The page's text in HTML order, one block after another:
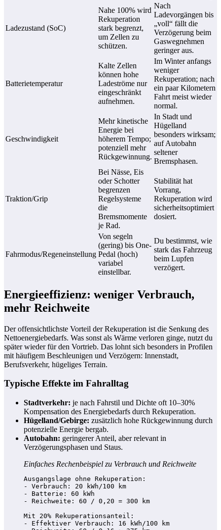
Ladezustand (SoC)
Nahe 100% wird
Rekuperation
stark begrenzt,
um Zellen zu
schützen.
Nach
Ladevorgängen bis
„voll“ fällt die
Verzögerung beim
Gaswegnehmen
geringer aus.
Batterietemperatur
Kalte Zellen
können hohe
Ladeströme nur
eingeschränkt
aufnehmen.
Im Winter anfangs
weniger
Rekuperation; nach
ein paar Kilometern
Fahrt meist wieder
normal.
Geschwindigkeit
Mehr kinetische
Energie bei
höherem Tempo;
potenziell mehr
Rückgewinnung.
In Stadt und
Hügelland
besonders wirksam;
auf Autobahn
seltener
Bremsphasen.
Traktion/Grip
Bei Nässe, Eis
oder Schotter
begrenzen
Regelsysteme
die
Bremsmomente
je Rad.
Stabilität hat
Vorrang,
Rekuperation wird
sicherheitsoptimiert
dosiert.
Fahrmodus/Regeneinstellung
Von segeln
(gering) bis One-
Pedal (hoch)
variabel
einstellbar.
Du bestimmst, wie
stark das Fahrzeug
beim Lupfen
verzögert.
Energieeffizienz: weniger Verbrauch,
mehr Reichweite
Der offensichtlichste Vorteil der Rekuperation ist die Senkung des
Nettoenergiebedarfs. Was sonst als Wärme verloren ginge, nutzt du
später wieder für den Vortrieb. Das lohnt sich besonders in Profilen
mit häufigem Beschleunigen und Verzögern: Innenstadt,
Berufsverkehr, hügeliges Terrain.
Typische Effekte im Fahralltag
Stadtverkehr: je nach Fahrstil und Dichte oft 10–30%
Kompensation des Energiebedarfs durch Rekuperation.
Hügelland/Gebirge: zusätzlich hohe Rückgewinnung durch
potenzielle Energie bergab.
Autobahn: geringerer Anteil, aber relevant in
Verzögerungsphasen und Staus.
Einfaches Rechenbeispiel zu Verbrauch und Reichweite
Ausgangslage ohne Rekuperation:
- Verbrauch: 20 kWh/100 km
- Batterie: 60 kWh
- Reichweite: 60 / 0,20 = 300 km
Mit 20% Rekuperationsanteil:
- Effektiver Verbrauch: 16 kWh/100 km